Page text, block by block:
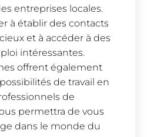
entreprises locales.
à établir des contacts
et à accéder à des
intéressantes.
offrent également
de travail en
de
permettra de vous
dans le monde du